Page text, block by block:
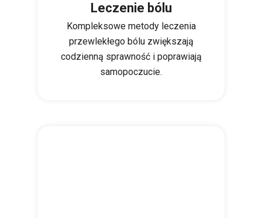
Leczenie bólu
Kompleksowe metody leczenia
przewlekłego bólu zwiększają
codzienną sprawność i poprawiają
samopoczucie.